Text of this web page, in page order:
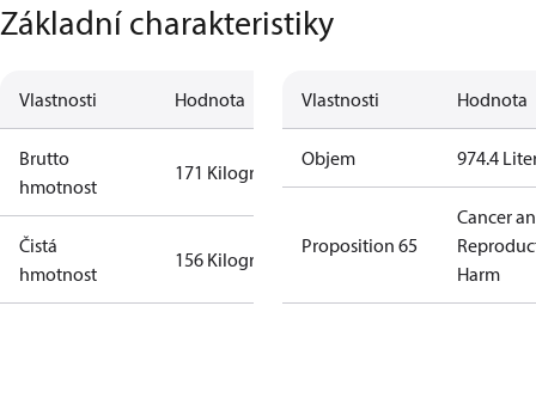
Základní charakteristiky
Vlastnosti Hodnota
Brutto
hmotnost
171 Kilogram
Čistá
hmotnost
156 Kilogram
Vlastnosti Hodnota
Objem 974.4
Proposition 65
Cancer
Harm